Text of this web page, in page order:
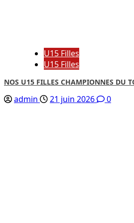
U15 Filles
U15 Filles
NOS U15 FILLES CHAMPIONNES DU
admin 21 juin 2026 0